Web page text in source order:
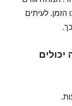
הזמן. לעיתים